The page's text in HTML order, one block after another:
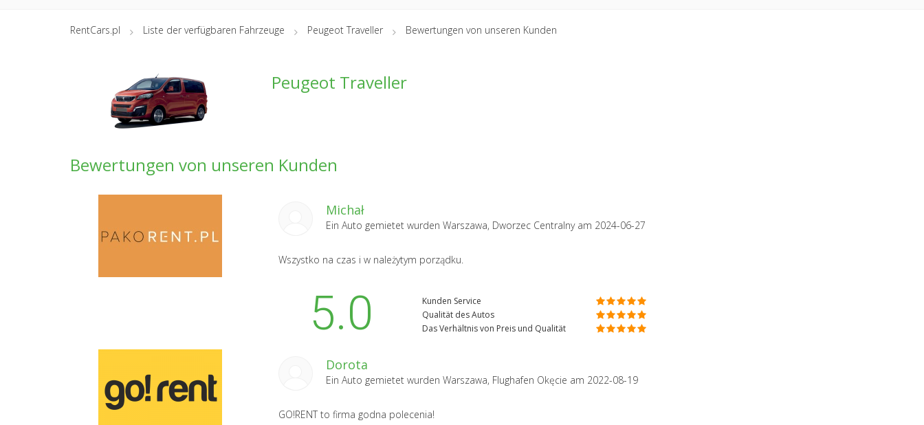
RentCars.pl Liste der verfügbaren Fahrzeuge Peugeot Traveller Bewertungen von unseren Kunden
Peugeot Traveller
Bewertungen von unseren Kunden
Michał
Ein Auto gemietet wurden Warszawa, Dworzec Centralny am 2024-06-27
Wszystko na czas i w należytym porządku.
5.0
Kunden Service
Qualität des Autos
Das Verhältnis von Preis und Qualität
Dorota
Ein Auto gemietet wurden Warszawa, Flughafen Okęcie am 2022-08-19
GO!RENT to firma godna polecenia!